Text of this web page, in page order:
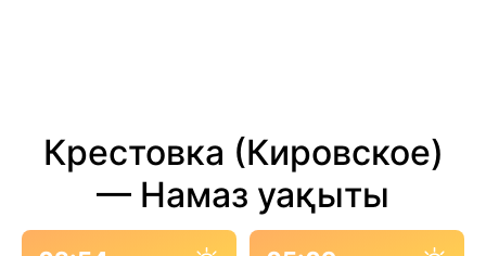
Крестовка (Кировское)
— Намаз уақыты